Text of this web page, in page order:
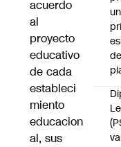
acuerdo
al
proyecto
educativo
de cada
estableci
miento
educacion
al, sus
un
de